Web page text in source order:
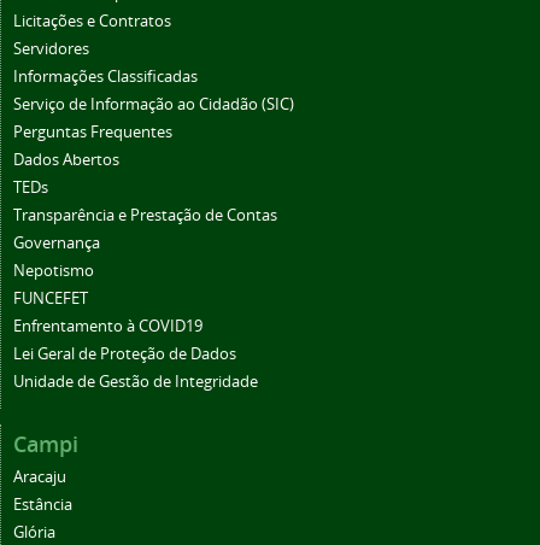
Licitações e Contratos
Servidores
Informações Classificadas
Serviço de Informação ao Cidadão (SIC)
Perguntas Frequentes
Dados Abertos
TEDs
Transparência e Prestação de Contas
Governança
Nepotismo
FUNCEFET
Enfrentamento à COVID19
Lei Geral de Proteção de Dados
Unidade de Gestão de Integridade
Campi
Aracaju
Estância
Glória